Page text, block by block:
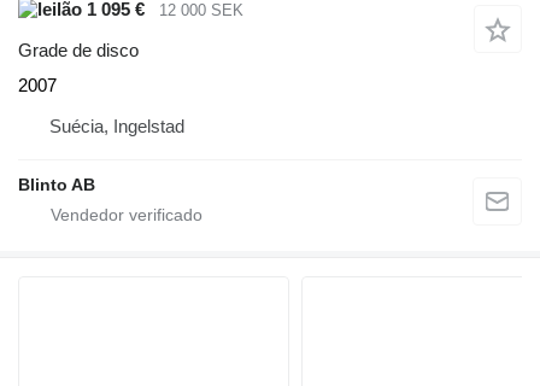
1 095 € 12 000 SEK
Grade de disco
2007
Suécia, Ingelstad
Blinto AB